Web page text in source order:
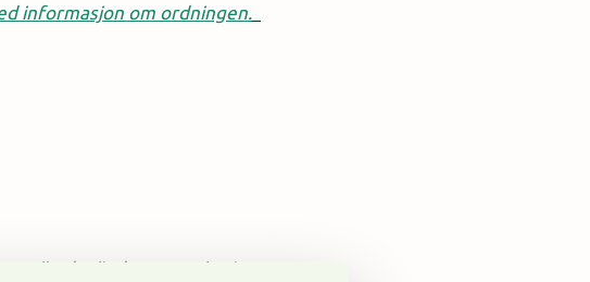
informasjon om ordningen.
de siste